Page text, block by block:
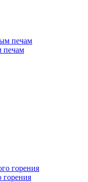
печам
горения